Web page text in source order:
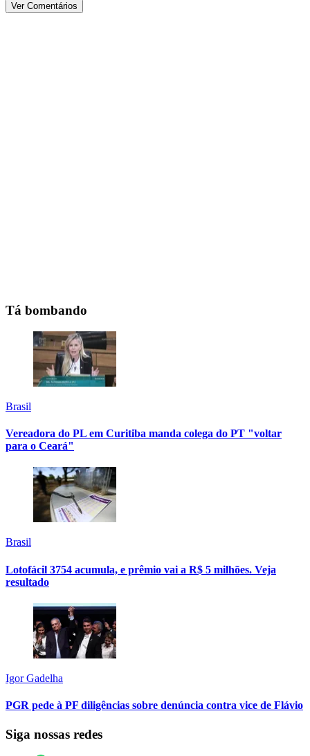
Ver Comentários
Tá bombando
Brasil
Vereadora do PL em Curitiba manda colega do PT "voltar
para o Ceará"
Brasil
Lotofácil 3754 acumula, e prêmio vai a R$ 5 milhões. Veja
resultado
Igor Gadelha
PGR pede à PF diligências sobre denúncia contra vice de Flávio
Siga nossas redes